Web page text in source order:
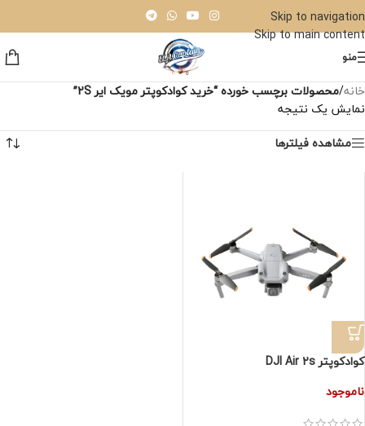
Skip to navigation
Skip to main content
منو
خانه/محصولات برچسب خورده “خرید کوادکوپتر مویک ایر 2S”
نمایش یک نتیجه
مشاهده فیلترها
کوادکوپتر DJI Air 2s
ناموجود